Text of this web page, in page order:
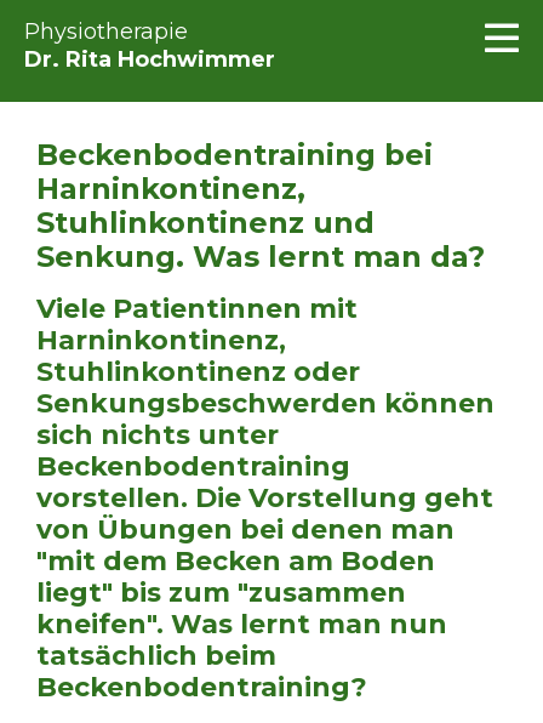
Physiotherapie
Dr. Rita Hochwimmer
Beckenbodentraining bei
Harninkontinenz,
Stuhlinkontinenz und
Senkung. Was lernt man da?
Viele Patientinnen mit
Harninkontinenz,
Stuhlinkontinenz oder
Senkungsbeschwerden können
sich nichts unter
Beckenbodentraining
vorstellen. Die Vorstellung geht
von Übungen bei denen man
"mit dem Becken am Boden
liegt" bis zum "zusammen
kneifen". Was lernt man nun
tatsächlich beim
Beckenbodentraining?